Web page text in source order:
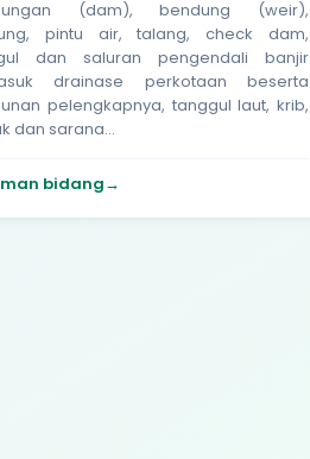
(dam), bendung (weir),
pintu air, talang, check dam,
dan saluran pengendali banjir
drainase perkotaan beserta
pelengkapnya, tanggul laut, krib,
dan sarana...
bidang→